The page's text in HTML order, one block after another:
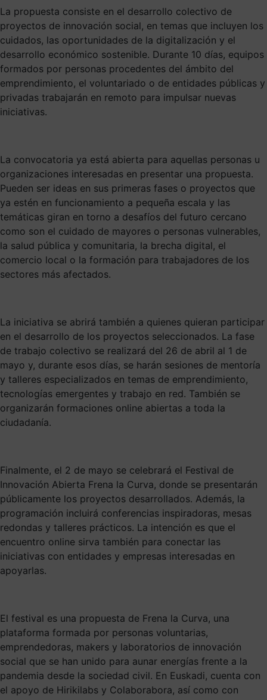
La propuesta consiste en el desarrollo colectivo de
proyectos de innovación social, en temas que incluyen los
cuidados, las oportunidades de la digitalización y el
desarrollo económico sostenible. Durante 10 días, equipos
formados por personas procedentes del ámbito del
emprendimiento, el voluntariado o de entidades públicas y
privadas trabajarán en remoto para impulsar nuevas
iniciativas.
La convocatoria ya está abierta para aquellas personas u
organizaciones interesadas en presentar una propuesta.
Pueden ser ideas en sus primeras fases o proyectos que
ya estén en funcionamiento a pequeña escala y las
temáticas giran en torno a desafíos del futuro cercano
como son el cuidado de mayores o personas vulnerables,
la salud pública y comunitaria, la brecha digital, el
comercio local o la formación para trabajadores de los
sectores más afectados.
La iniciativa se abrirá también a quienes quieran participar
en el desarrollo de los proyectos seleccionados. La fase
de trabajo colectivo se realizará del 26 de abril al 1 de
mayo y, durante esos días, se harán sesiones de mentoría
y talleres especializados en temas de emprendimiento,
tecnologías emergentes y trabajo en red. También se
organizarán formaciones online abiertas a toda la
ciudadanía.
Finalmente, el 2 de mayo se celebrará el Festival de
Innovación Abierta Frena la Curva, donde se presentarán
públicamente los proyectos desarrollados. Además, la
programación incluirá conferencias inspiradoras, mesas
redondas y talleres prácticos. La intención es que el
encuentro online sirva también para conectar las
iniciativas con entidades y empresas interesadas en
apoyarlas.
El festival es una propuesta de Frena la Curva, una
plataforma formada por personas voluntarias,
emprendedoras, makers y laboratorios de innovación
social que se han unido para aunar energías frente a la
pandemia desde la sociedad civil. En Euskadi, cuenta con
el apoyo de Hirikilabs y Colaborabora, así como con